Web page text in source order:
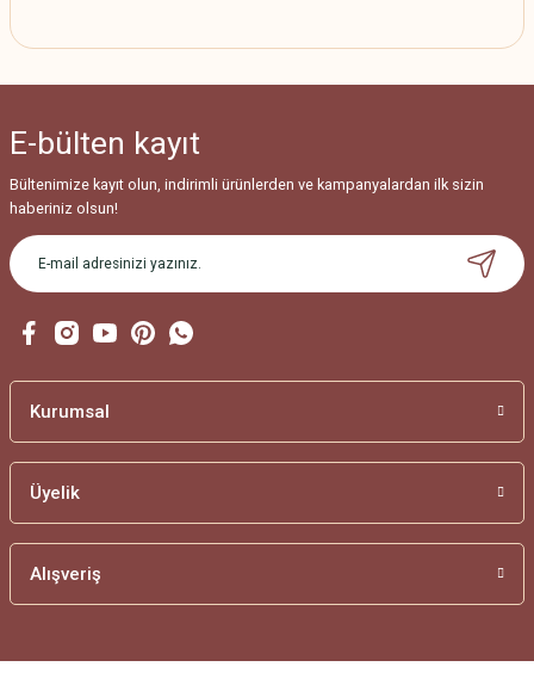
E-bülten kayıt
Bültenimize kayıt olun, indirimli ürünlerden ve kampanyalardan ilk sizin
haberiniz olsun!
Kurumsal
Üyelik
Alışveriş